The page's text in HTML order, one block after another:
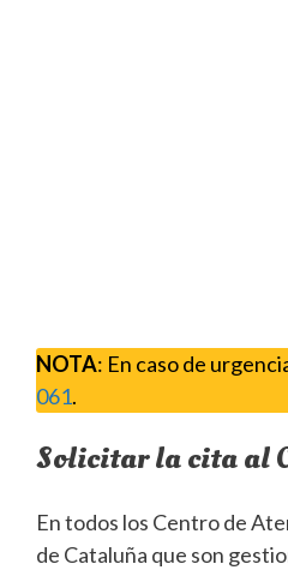
NOTA: En caso de
061.
Solicitar la cita al
En todos los Centro de
de Cataluña que son